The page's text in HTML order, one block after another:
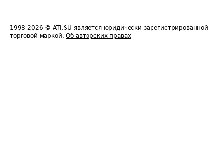
1998-2026 © ATI.SU является юридически зарегистрированной
торговой маркой. Об авторских правах